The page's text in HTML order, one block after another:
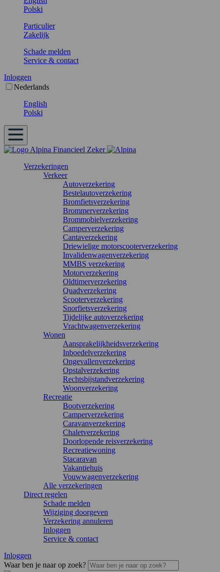
Polski
Particulier
Zakelijk
Schade melden
Service & contact
Inloggen
Nederlands
English
Polski
Verzekeringen
Verkeer
Autoverzekering
Bestelautoverzekering
Bromfietsverzekering
Brommerverzekering
Brommobielverzekering
Camperverzekering
Cantaverzekering
Driewielige motorscooterverzekering
Invalidenwagenverzekering
MMBS verzekering
Motorverzekering
Oldtimerverzekering
Quadverzekering
Scooterverzekering
Snorfietsverzekering
Tijdelijke autoverzekering
Vrachtwagenverzekering
Wonen
Aansprakelijkheidsverzekering
Inboedelverzekering
Ongevallenverzekering
Opstalverzekering
Rechtsbijstandverzekering
Woonverzekering
Recreatie
Bootverzekering
Camperverzekering
Caravanverzekering
Chaletverzekering
Doorlopende reisverzekering
Recreatiewoning
Stacaravan
Vakantiehuis
Vouwwagenverzekering
Alle verzekeringen
Direct regelen
Schade melden
Wijziging doorgeven
Verzekering annuleren
Inloggen
Service & contact
Inloggen
Waar ben je naar op zoek?